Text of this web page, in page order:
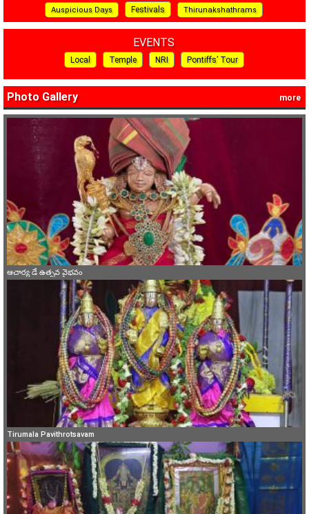
Auspicious Days Festivals Thirunakshathrams
EVENTS
Local Temple NRI Pontiffs’ Tour
Photo Gallery more
ఆచార్య డే ఉత్సవ వైభవం
Tirumala Pavithrotsavam